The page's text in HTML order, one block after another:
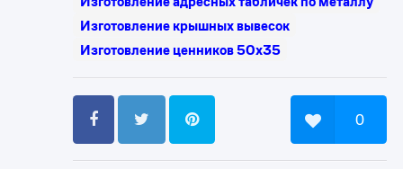
Изготовление крышных вывесок
Изготовление ценников 50х35
0